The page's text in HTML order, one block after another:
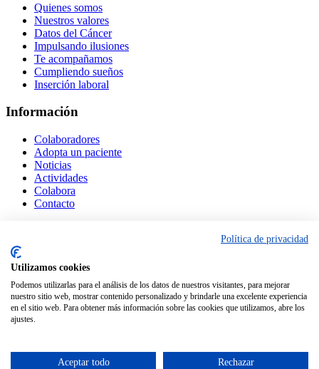
Quienes somos
Nuestros valores
Datos del Cáncer
Impulsando ilusiones
Te acompañamos
Cumpliendo sueños
Inserción laboral
Información
Colaboradores
Adopta un paciente
Noticias
Actividades
Colabora
Contacto
Polígono industrial Herencia (Ciudad Real)
•613 874 371
•contigo@lanzasuenos.org
Política de privacidad
Utilizamos cookies
Podemos utilizarlas para el análisis de los datos de nuestros visitantes, para mejorar
nuestro sitio web, mostrar contenido personalizado y brindarle una excelente experiencia
en el sitio web. Para obtener más información sobre las cookies que utilizamos, abre los
ajustes.
Aceptar todo Rechazar